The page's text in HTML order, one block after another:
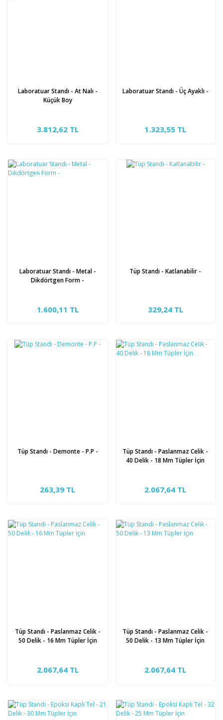
Laboratuar Standı - At Nalı -
Küçük Boy
3.812,62 TL
Laboratuar Standı - Üç Ayaklı -
1.323,55 TL
Laboratuar Standı - Metal -
Dikdörtgen Form -
1.600,11 TL
Tüp Standı - Katlanabilir -
329,24 TL
Tüp Standı - Demonte - P.P -
263,39 TL
Tüp Standı - Paslanmaz Celik -
40 Delik - 18 Mm Tüpler İçin
2.067,64 TL
Tüp Standı - Paslanmaz Celik -
50 Delik - 16 Mm Tüpler İçin
2.067,64 TL
Tüp Standı - Paslanmaz Celik -
50 Delik - 13 Mm Tüpler İçin
2.067,64 TL